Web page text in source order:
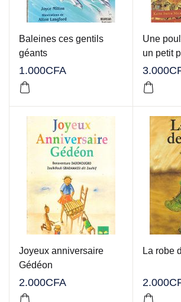
Baleines ces gentils
géants
1.000CFA
Une
un petit
changé
3.000
Joyeux anniversaire
Gédéon
2.000CFA
La robe
2.000